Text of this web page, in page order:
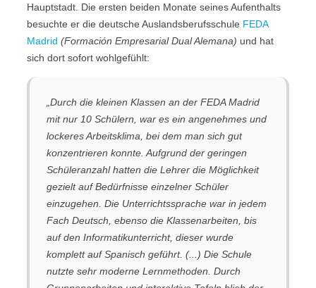
Hauptstadt. Die ersten beiden Monate seines Aufenthalts
besuchte er die deutsche Auslandsberufsschule FEDA
Madrid (Formación Empresarial Dual Alemana) und hat
sich dort sofort wohlgefühlt:
„Durch die kleinen Klassen an der FEDA Madrid
mit nur 10 Schülern, war es ein angenehmes und
lockeres Arbeitsklima, bei dem man sich gut
konzentrieren konnte. Aufgrund der geringen
Schüleranzahl hatten die Lehrer die Möglichkeit
gezielt auf Bedürfnisse einzelner Schüler
einzugehen. Die Unterrichtssprache war in jedem
Fach Deutsch, ebenso die Klassenarbeiten, bis
auf den Informatikunterricht, dieser wurde
komplett auf Spanisch geführt. (...) Die Schule
nutzte sehr moderne Lernmethoden. Durch